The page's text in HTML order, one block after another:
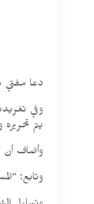
دعا مفتي
وفي
يتم
وأضاف أن
وتابع: